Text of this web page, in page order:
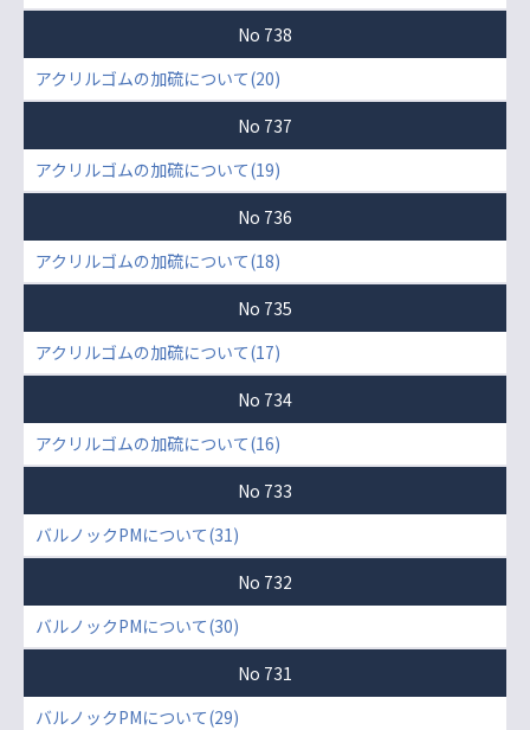
No 738
アクリルゴムの加硫について(20)
No 737
アクリルゴムの加硫について(19)
No 736
アクリルゴムの加硫について(18)
No 735
アクリルゴムの加硫について(17)
No 734
アクリルゴムの加硫について(16)
No 733
バルノックPMについて(31)
No 732
バルノックPMについて(30)
No 731
バルノックPMについて(29)